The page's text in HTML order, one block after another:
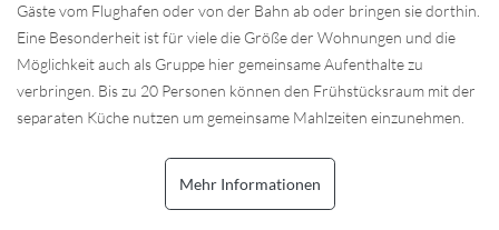
Gäste vom Flughafen oder von der Bahn ab oder bringen sie dorthin.
Eine Besonderheit ist für viele die Größe der Wohnungen und die
Möglichkeit auch als Gruppe hier gemeinsame Aufenthalte zu
verbringen. Bis zu 20 Personen können den Frühstücksraum mit der
separaten Küche nutzen um gemeinsame Mahlzeiten einzunehmen.
Mehr Informationen